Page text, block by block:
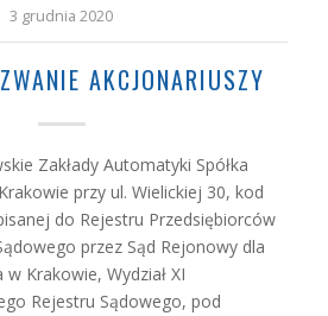
3 grudnia 2020
AKCJONARIUSZY
Zakłady Automatyki Spółka
przy ul. Wielickiej 30, kod
do Rejestru Przedsiębiorców
przez Sąd Rejonowy dla
Krakowie, Wydział XI
Rejestru Sądowego, pod